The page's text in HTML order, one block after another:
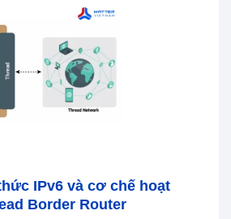
IPv6 và cơ chế hoạt
Border Router